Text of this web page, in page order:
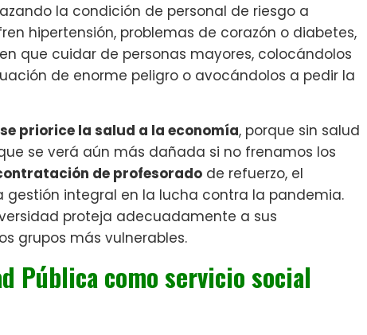
la condición de personal de riesgo a
hipertensión, problemas de corazón o diabetes,
que cuidar de personas mayores, colocándolos
de enorme peligro o avocándolos a pedir la
priorice la salud a la economía, porque sin salud
se verá aún más dañada si no frenamos los
de profesorado de refuerzo, el
integral en la lucha contra la pandemia.
proteja adecuadamente a sus
grupos más vulnerables.
Pública como servicio social